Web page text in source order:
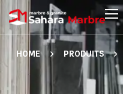
HOME PRODUITS